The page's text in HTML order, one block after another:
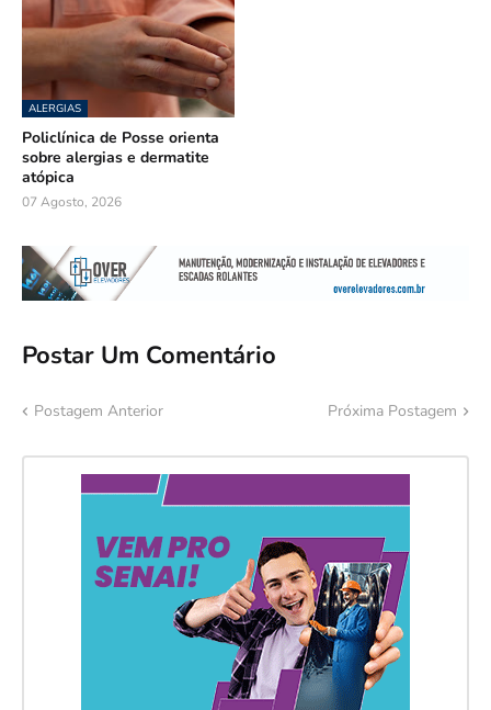
ALERGIAS
Policlínica de Posse orienta
sobre alergias e dermatite
atópica
07 Agosto, 2026
Postar Um Comentário
Postagem Anterior Próxima Postagem